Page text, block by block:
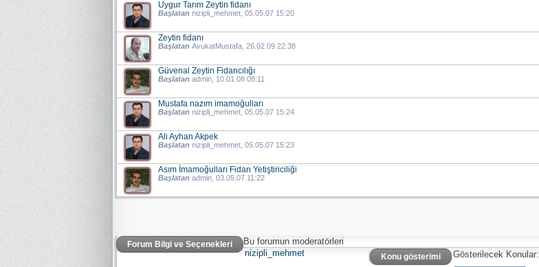
Uygur Tarım Zeytin fidanı
Başlatan nizipli_mehmet, 05.05.07 15:20
Zeytin fidanı
Başlatan AvukatMustafa, 26.02.09 22:38
Güvenal Zeytin Fidancılığı
Başlatan admin, 10.01.08 08:11
Mustafa nazım imamoğulları
Başlatan nizipli_mehmet, 05.05.07 15:24
Ali Ayhan Akpek
Başlatan nizipli_mehmet, 05.05.07 15:23
Asım İmamoğulları Fidan Yetiştiriciliği
Başlatan admin, 03.05.07 11:22
Forum Bilgi ve Seçenekleri
Bu forumun moderatörleri
nizipli_mehmet
Konu gösterimi Gösterilecek Konular: